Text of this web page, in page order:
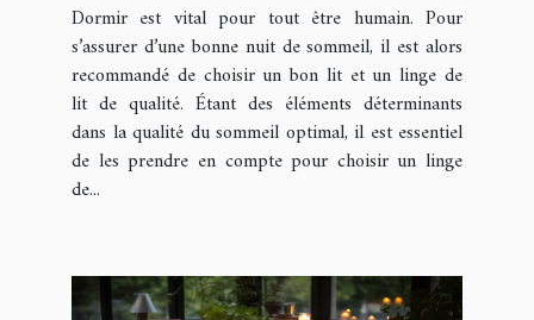
gamme ?
Dormir est vital pour tout être humain. Pour
s’assurer d’une bonne nuit de sommeil, il est alors
recommandé de choisir un bon lit et un linge de
lit de qualité. Étant des éléments déterminants
dans la qualité du sommeil optimal, il est essentiel
de les prendre en compte pour choisir un linge
de...